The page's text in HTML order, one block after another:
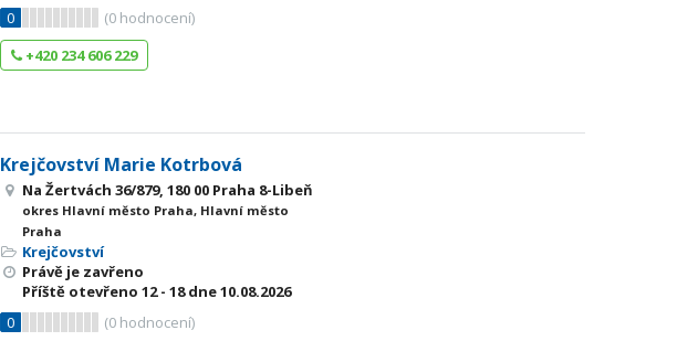
0
(0 hodnocení)
+420 234 606 229
Krejčovství Marie Kotrbová
Na Žertvách 36/879, 180 00 Praha 8-Libeň
okres Hlavní město Praha, Hlavní město
Praha
Krejčovství
Právě je zavřeno
Příště otevřeno12 - 18dne 10.08.2026
0
(0 hodnocení)